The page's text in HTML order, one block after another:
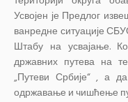
Усвојен је Предлог
ванредне ситуације
Штабу на усвајање.
државних путева на
„Путеви Србије“ , а
одржавање и чишћење